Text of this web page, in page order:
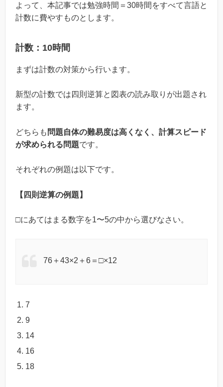
よって、本記事では勉強時間＝30時間をすべて言語と
計数に費やすものとします。
計数：10時間
まずは計数の対策から行います。
新型の計数では四則逆算と図表の読み取りが出題され
ます。
どちらも 問題自体の難易度は高くなく、計算スピード
が求められる問題です。
それぞれの例題は以下です。
【四則逆算の例題】
□にあてはまる数字を1〜5の中から選びなさい。
76＋43×2＋6＝□×12
7
9
14
16
18